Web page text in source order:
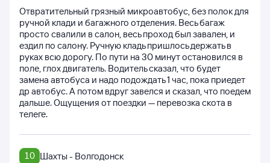
Отвратительный грязный микроавтобус, без полок для
ручной клади и багажного отделения. Весь багаж
просто свалили в салон, весь проход был завален, и
ездил по салону. Ручную кладь пришлось держать в
руках всю дорогу. По пути на 30 минут остановился в
поле, глох двигатель. Водитель сказал, что будет
замена автобуса и надо подождать 1 час, пока приедет
др автобус. А потом вдруг завелся и сказал, что поедем
дальше. Ощущения от поездки — перевозка скота в
телеге.
10 Шахты - Волгодонск